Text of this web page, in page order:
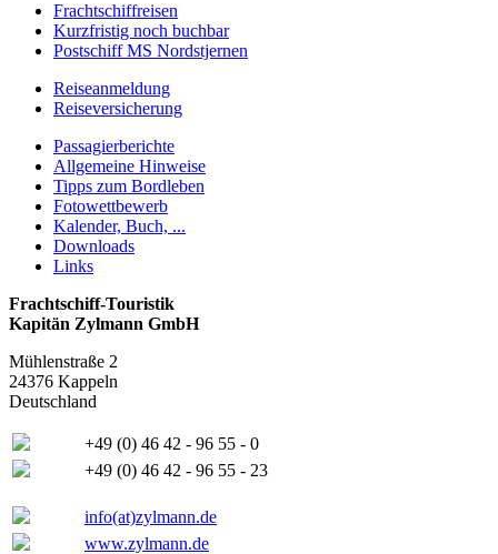
Frachtschiffreisen
Kurzfristig noch buchbar
Postschiff MS Nordstjernen
Reiseanmeldung
Reiseversicherung
Passagierberichte
Allgemeine Hinweise
Tipps zum Bordleben
Fotowettbewerb
Kalender, Buch, ...
Downloads
Links
Frachtschiff-Touristik
Kapitän Zylmann GmbH
Mühlenstraße 2
24376 Kappeln
Deutschland
+49 (0) 46 42 - 96 55 - 0
+49 (0) 46 42 - 96 55 - 23
info(at)zylmann.de
www.zylmann.de